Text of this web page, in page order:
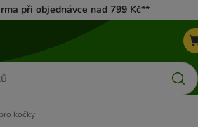
při objednávce nad 799 Kč**
kočky